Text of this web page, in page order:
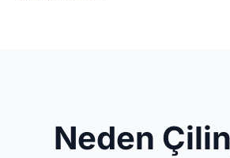
Neden